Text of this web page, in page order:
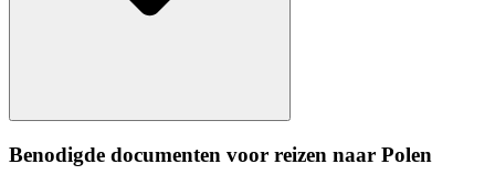
Benodigde documenten voor reizen naar Polen